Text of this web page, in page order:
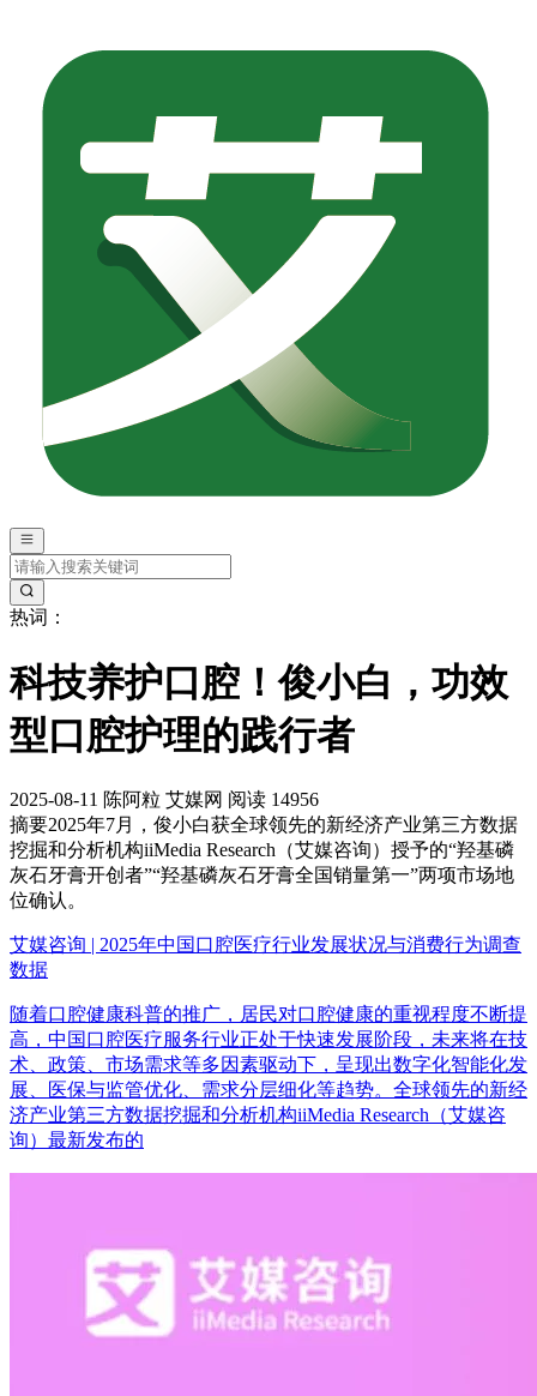
热词：
科技养护口腔！俊小白，功效
型口腔护理的践行者
2025-08-11 陈阿粒 艾媒网 阅读 14956
摘要2025年7月，俊小白获全球领先的新经济产业第三方数据
挖掘和分析机构iiMedia Research（艾媒咨询）授予的“羟基磷
灰石牙膏开创者”“羟基磷灰石牙膏全国销量第一”两项市场地
位确认。
艾媒咨询 | 2025年中国口腔医疗行业发展状况与消费行为调查
数据
随着口腔健康科普的推广，居民对口腔健康的重视程度不断提
高，中国口腔医疗服务行业正处于快速发展阶段，未来将在技
术、政策、市场需求等多因素驱动下，呈现出数字化智能化发
展、医保与监管优化、需求分层细化等趋势。全球领先的新经
济产业第三方数据挖掘和分析机构iiMedia Research（艾媒咨
询）最新发布的